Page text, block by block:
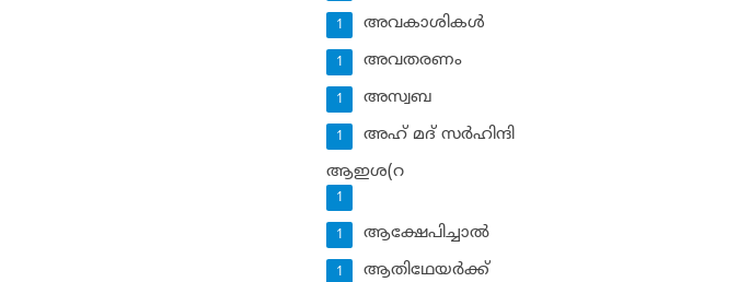
അവകാശികള്‍
1
അവതരണം
1
അസ്വബ
1
അഹ് മദ് സര്‍ഹിന്ദി
1
ആഇശ(റ
1
ആക്ഷേപിച്ചാല്‍
1
ആതിഥേയര്‍ക്ക്
1